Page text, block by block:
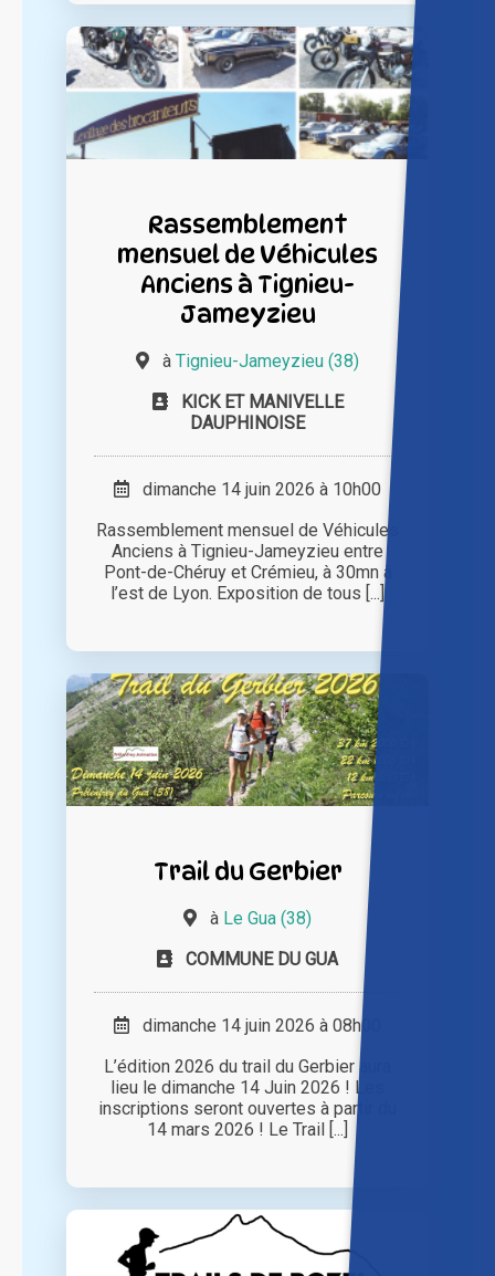
Rassemblement
mensuel de Véhicules
Anciens à Tignieu-
Jameyzieu
à Tignieu-Jameyzieu (38)
KICK ET MANIVELLE
DAUPHINOISE
dimanche 14 juin 2026 à 10h00
Rassemblement mensuel de Véhicules
Anciens à Tignieu-Jameyzieu entre
Pont-de-Chéruy et Crémieu, à 30mn à
l’est de Lyon. Exposition de tous [...]
Trail du Gerbier
à Le Gua (38)
COMMUNE DU GUA
dimanche 14 juin 2026 à 08h00
L’édition 2026 du trail du Gerbier aura
lieu le dimanche 14 Juin 2026 ! Les
inscriptions seront ouvertes à partir du
14 mars 2026 ! Le Trail [...]